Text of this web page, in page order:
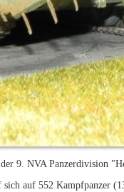
9. NVA Panzerdivision
auf 552 Kampfpanzer